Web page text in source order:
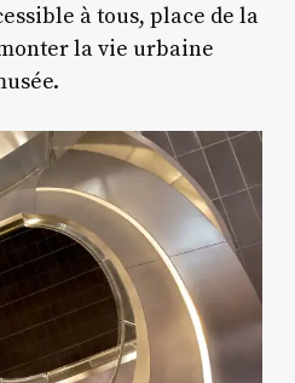
à tous, place de la
la vie urbaine